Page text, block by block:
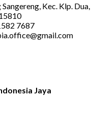
Kec. Klp. Dua,
7687
Jaya